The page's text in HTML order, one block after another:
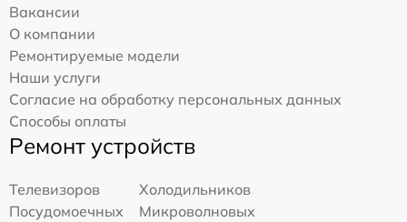
Вакансии
О компании
Ремонтируемые модели
Наши услуги
Согласие на обработку персональных данных
Способы оплаты
Ремонт устройств
Телевизоров
Холодильников
Посудомоечных
Микроволновых